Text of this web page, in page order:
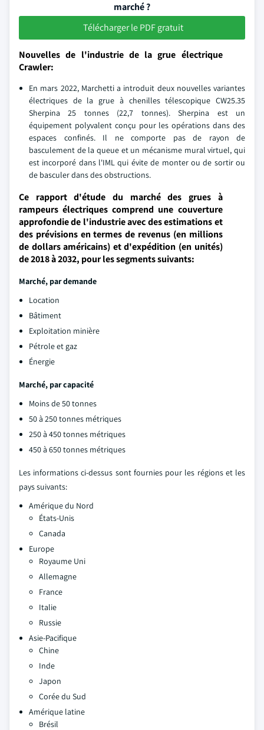
marché ?
Télécharger le PDF gratuit
Nouvelles de l'industrie de la grue électrique
Crawler:
En mars 2022, Marchetti a introduit deux nouvelles variantes
électriques de la grue à chenilles télescopique CW25.35
Sherpina 25 tonnes (22,7 tonnes). Sherpina est un
équipement polyvalent conçu pour les opérations dans des
espaces confinés. Il ne comporte pas de rayon de
basculement de la queue et un mécanisme mural virtuel, qui
est incorporé dans l'IML qui évite de monter ou de sortir ou
de basculer dans des obstructions.
Ce rapport d'étude du marché des grues à
rampeurs électriques comprend une couverture
approfondie de l'industrie avec des estimations et
des prévisions en termes de revenus (en millions
de dollars américains) et d'expédition (en unités)
de 2018 à 2032, pour les segments suivants:
Marché, par demande
Location
Bâtiment
Exploitation minière
Pétrole et gaz
Énergie
Marché, par capacité
Moins de 50 tonnes
50 à 250 tonnes métriques
250 à 450 tonnes métriques
450 à 650 tonnes métriques
Les informations ci-dessus sont fournies pour les régions et les
pays suivants:
Amérique du Nord
États-Unis
Canada
Europe
Royaume Uni
Allemagne
France
Italie
Russie
Asie-Pacifique
Chine
Inde
Japon
Corée du Sud
Amérique latine
Brésil